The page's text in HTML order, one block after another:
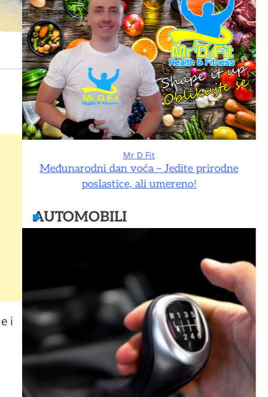
i
Mr D Fit
Međunarodni dan voća – Jedite prirodne
poslastice, ali umereno!
AUTOMOBILI